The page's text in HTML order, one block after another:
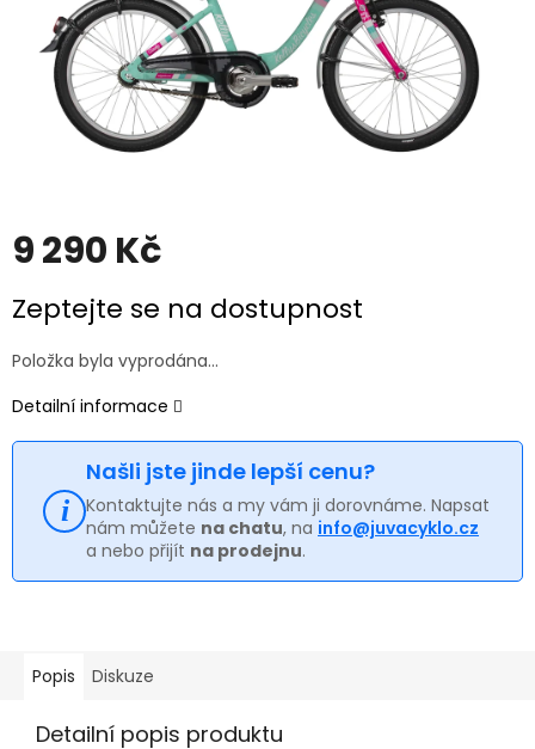
9 290 Kč
cena:
Zeptejte se na dostupnost
Položka byla vyprodána…
Detailní informace
Našli jste jinde lepší cenu?
Kontaktujte nás a my vám ji dorovnáme. Napsat
nám můžete na chatu, na info@juvacyklo.cz
a nebo přijít na prodejnu.
Popis Diskuze
Detailní popis produktu